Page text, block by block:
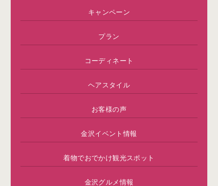
キャンペーン
プラン
コーディネート
ヘアスタイル
お客様の声
金沢イベント情報
着物でおでかけ観光スポット
金沢グルメ情報